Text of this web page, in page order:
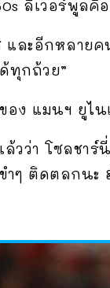
ลิเวอร์พูล
และอีกหลา
ทุกถ้วย”
ง แมนฯ ยูไ
ล้วว่า โซลช
ๆ ติดตลกนะ